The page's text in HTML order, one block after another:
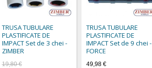
TRUSA TUBULARE
PLASTIFICATE DE
IMPACT Set de 3 chei -
ZIMBER
19,80 €
TRUSA TUBULARE
PLASTIFICATE DE
IMPACT Set de 9 chei -
FORCE
49,98 €